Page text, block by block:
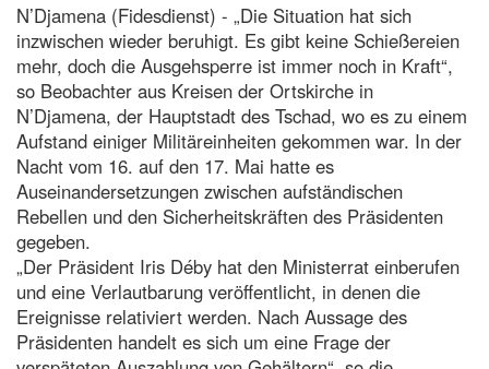
N’Djamena (Fidesdienst) - „Die Situation hat sich
inzwischen wieder beruhigt. Es gibt keine Schießereien
mehr, doch die Ausgehsperre ist immer noch in Kraft“,
so Beobachter aus Kreisen der Ortskirche in
N’Djamena, der Hauptstadt des Tschad, wo es zu einem
Aufstand einiger Militäreinheiten gekommen war. In der
Nacht vom 16. auf den 17. Mai hatte es
Auseinandersetzungen zwischen aufständischen
Rebellen und den Sicherheitskräften des Präsidenten
gegeben.
„Der Präsident Iris Déby hat den Ministerrat einberufen
und eine Verlautbarung veröffentlicht, in denen die
Ereignisse relativiert werden. Nach Aussage des
Präsidenten handelt es sich um eine Frage der